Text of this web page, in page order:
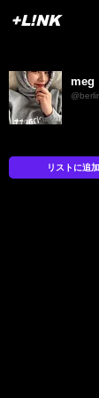
+L!NK
meg
リストに追加